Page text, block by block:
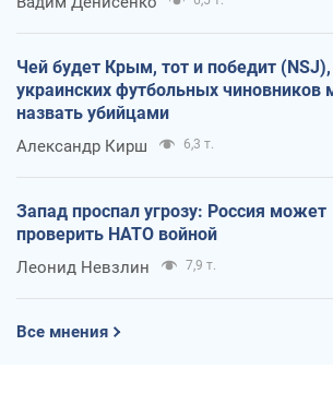
Чей будет Крым, тот и победит (NSJ),
украинских футбольных чиновников
назвать убийцами
Александр Кирш 6,3 т.
Запад проспал угрозу: Россия может
проверить НАТО войной
Леонид Невзлин 7,9 т.
Все мнения